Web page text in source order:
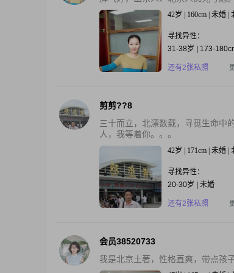
42岁 | 160cm | 未婚 |
寻找异性：
31-38岁 | 173-
还有2张私照
剪剪??8
三十而立，北漂数载，寻觅生命中
人，我等着你。。。
42岁 | 171cm | 未婚 |
寻找异性：
20-30岁 | 未婚
还有2张私照
会员38520733
我是北京土著，性格直爽，带点孩